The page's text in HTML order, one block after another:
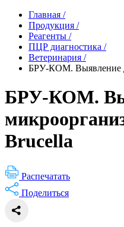
Главная /
Продукция /
Реагенты /
ПЦР диагностика /
Ветеринария /
БРУ-КОМ. Выявление
БРУ-КОМ.
Brucella
Распечатать
Поделиться